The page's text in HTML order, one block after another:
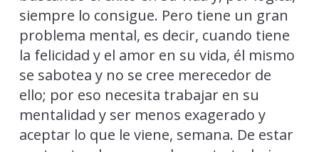
siempre lo consigue. Pero tiene un gran
problema mental, es decir, cuando tiene
la felicidad y el amor en su vida, él mismo
se sabotea y no se cree merecedor de
ello; por eso necesita trabajar en su
mentalidad y ser menos exagerado y
aceptar lo que le viene, semana. De estar